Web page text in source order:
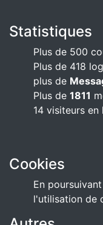
Statistiques
Plus de 500
Plus de 418
plus de
Plus de 1811
14 visiteurs en
Cookies
En
l'utilisation de